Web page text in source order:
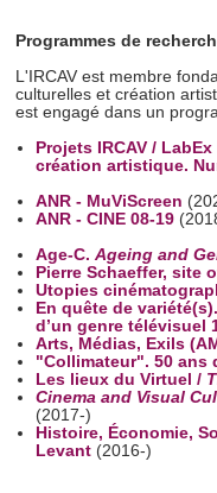
Programmes de
L'IRCAV est membre
culturelles et création
est engagé dans un
Projets IRCAV /
création artistique.
ANR - MuViScreen
ANR - CINE 08-19
Age-C. Ageing and
Pierre Schaeffer, site
Utopies
En quête de
d’un genre télévisuel
Arts, Médias, Exils
"Collimateur". 50 ans
Les lieux du Virtuel /
Cinema and Visual
(2017-)
Histoire, Économie,
Levant (2016-)